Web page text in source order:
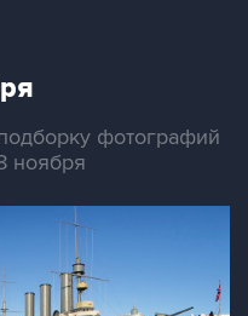
фотографий
ноября